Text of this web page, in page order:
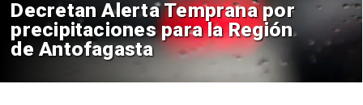
Decretan Alerta Temprana por
precipitaciones para la Región
de Antofagasta